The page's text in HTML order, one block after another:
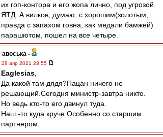
их гоп-контора и его жопа лично, под угрозой.
ЯТД. А вилков, думаю, с хорошим(золотым,
правда с запахом говна, как медали бамжей)
парашютом, пошел на все четыре.
авоська -
28 апр 2021 23:55
Eaglesias
Да какой там дядя?Пацан ничего не
решающий.Сегодня министр-завтра никто.
Но ведь кто-то его двинул туда.
Наш -то куда круче.Особенно со старшим
партнером.